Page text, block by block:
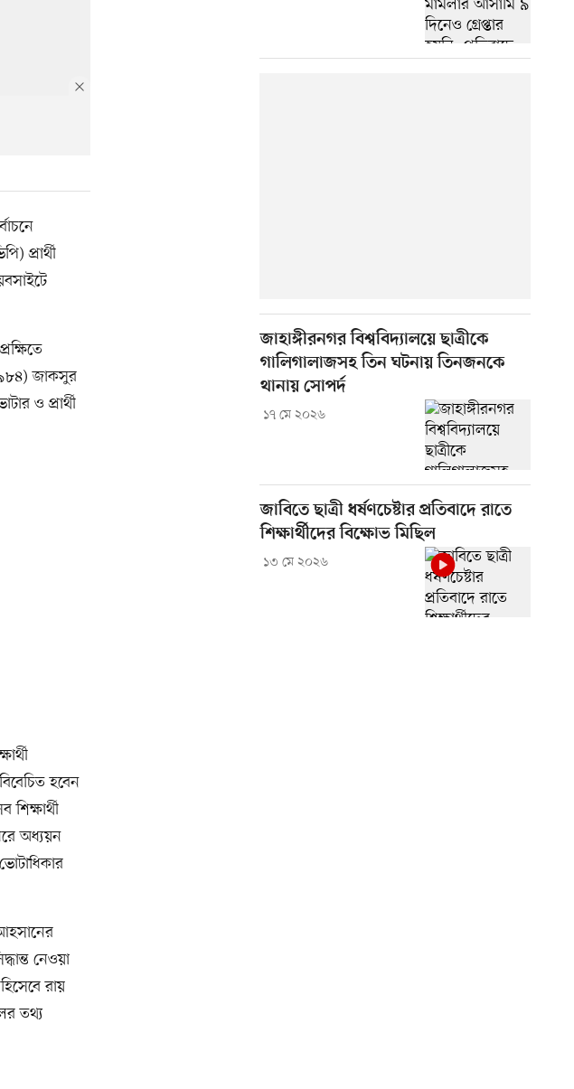
প্রার্থী
জাকসুর
ও প্রার্থী
হবেন
অধ্যয়ন
নেওয়া
রায়
তথ্য
জাহাঙ্গীরনগর বিশ্ববিদ্যালয়ে ছাত্রীকে
গালিগালাজসহ তিন ঘটনায় তিনজনকে
থানায় সোপর্দ
১৭ মে ২০২৬
জাবিতে ছাত্রী ধর্ষণচেষ্টার প্রতিবাদে রাতে
শিক্ষার্থীদের বিক্ষোভ মিছিল
১৩ মে ২০২৬